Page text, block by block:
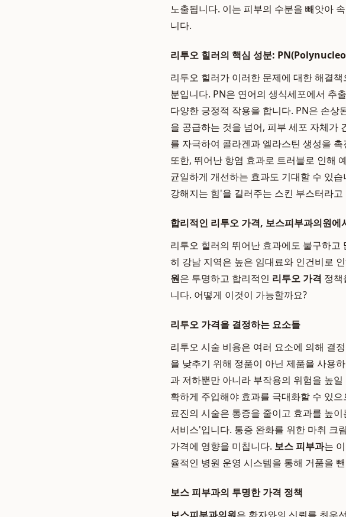
노출됩니다. 이는 피부의 수분을 빼앗아
니다.
리투오 힐러의 핵심 성분:
리투오 힐러가 이러한 문제에 대한 해결
분입니다. PN은 연어의 생식세포에서 추
다양한 긍정적 작용을 합니다. PN은 손
을 공급하는 것을 넘어, 피부 세포 자체가
를 자극하여 콜라겐과 엘라스틴 생성을
또한, 뛰어난 항염 효과로 트러블로 인해
균일하게 개선하는 효과도 기대할 수 있
강해지는 힘'을 길러주는 스킨 부스터라고
합리적인 리투오 가격, 보스피부과의원에
리투오 힐러의 뛰어난 효과에도 불구하
히 강남 지역은 높은 임대료와 인건비로
원은 투명하고 합리적인 리투오 가격 정책
니다. 어떻게 이것이 가능할까요?
리투오 가격을 결정하는 요소들
리투오 시술 비용은 여러 요소에 의해 결
을 낮추기 위해 정품이 아닌 제품을 사용
과 저하뿐만 아니라 부작용의 위험을 높
확하게 주입해야 효과를 극대화할 수 있
료진의 시술은 통증을 줄이고 효과를 높
서비스'입니다. 통증 완화를 위한 마취 크
가격에 영향을 미칩니다. 보스 피부과는
율적인 병원 운영 시스템을 통해 거품을
보스 피부과의 투명한 가격 정책